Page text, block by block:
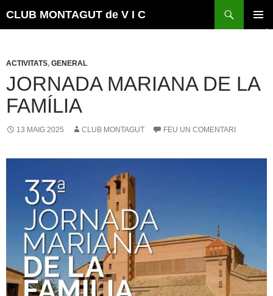
CLUB MONTAGUT de V I C
ACTIVITATS, GENERAL
JORNADA MARIANA DE LA
FAMÍLIA
13 MAIG 2025 CLUB MONTAGUT FEU UN COMENTARI